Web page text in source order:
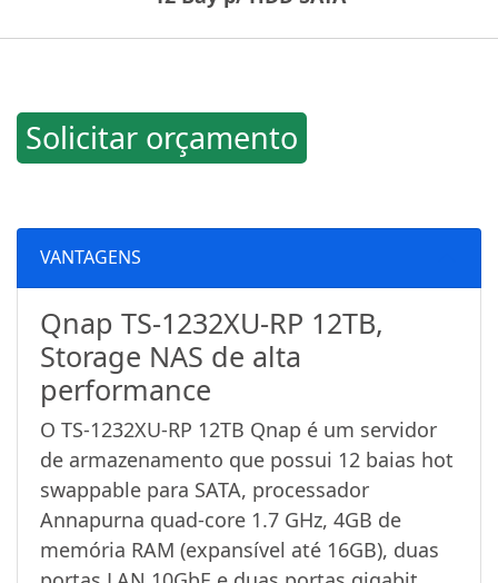
Solicitar orçamento
VANTAGENS
Qnap TS-1232XU-RP 12TB,
Storage NAS de alta
performance
O TS-1232XU-RP 12TB Qnap é um servidor
de armazenamento que possui 12 baias hot
swappable para SATA, processador
Annapurna quad-core 1.7 GHz, 4GB de
memória RAM (expansível até 16GB), duas